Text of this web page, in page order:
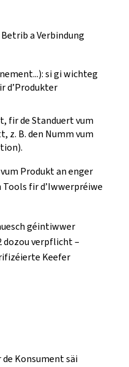
a Verbindung
si gi wichteg
d’Produkter
fir de Standuert vum
z. B. den Numm vum
Produkt an enger
fir d’Iwwerpréiwe
géintiwwer
dozou verpflicht –
Keefer
Konsument säi